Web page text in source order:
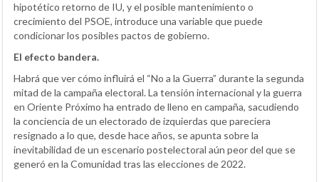
hipotético retorno de IU, y el posible mantenimiento o
crecimiento del PSOE, introduce una variable que puede
condicionar los posibles pactos de gobierno.
El efecto bandera.
Habrá que ver cómo influirá el “No a la Guerra” durante la segunda
mitad de la campaña electoral. La tensión internacional y la guerra
en Oriente Próximo ha entrado de lleno en campaña, sacudiendo
la conciencia de un electorado de izquierdas que pareciera
resignado a lo que, desde hace años, se apunta sobre la
inevitabilidad de un escenario postelectoral aún peor del que se
generó en la Comunidad tras las elecciones de 2022.